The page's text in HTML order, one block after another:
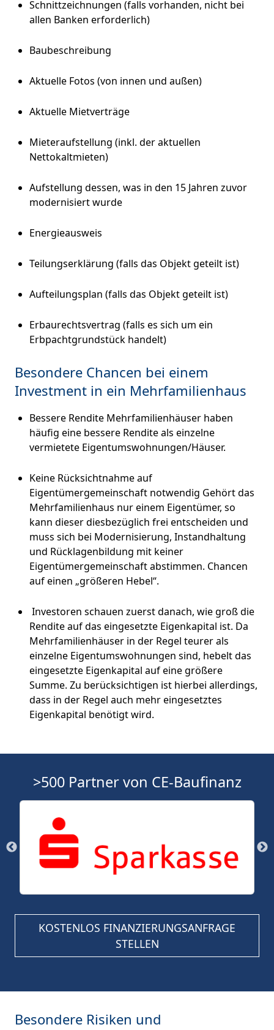
Schnittzeichnungen (falls vorhanden, nicht bei
allen Banken erforderlich)
Baubeschreibung
Aktuelle Fotos (von innen und außen)
Aktuelle Mietverträge
Mieteraufstellung (inkl. der aktuellen
Nettokaltmieten)
Aufstellung dessen, was in den 15 Jahren zuvor
modernisiert wurde
Energieausweis
Teilungserklärung (falls das Objekt geteilt ist)
Aufteilungsplan (falls das Objekt geteilt ist)
Erbaurechtsvertrag (falls es sich um ein
Erbpachtgrundstück handelt)
Besondere Chancen bei einem
Investment in ein Mehrfamilienhaus
Bessere Rendite Mehrfamilienhäuser haben
häufig eine bessere Rendite als einzelne
vermietete Eigentumswohnungen/Häuser.
Keine Rücksichtnahme auf
Eigentümergemeinschaft notwendig Gehört das
Mehrfamilienhaus nur einem Eigentümer, so
kann dieser diesbezüglich frei entscheiden und
muss sich bei Modernisierung, Instandhaltung
und Rücklagenbildung mit keiner
Eigentümergemeinschaft abstimmen. Chancen
auf einen „größeren Hebel“.
Investoren schauen zuerst danach, wie groß die
Rendite auf das eingesetzte Eigenkapital ist. Da
Mehrfamilienhäuser in der Regel teurer als
einzelne Eigentumswohnungen sind, hebelt das
eingesetzte Eigenkapital auf eine größere
Summe. Zu berücksichtigen ist hierbei allerdings,
dass in der Regel auch mehr eingesetztes
Eigenkapital benötigt wird.
>500 Partner von CE-Baufinanz
KOSTENLOS FINANZIERUNGSANFRAGE
STELLEN
Besondere Risiken und